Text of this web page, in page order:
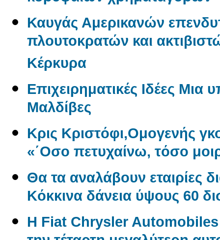
Καυγάς Αμερικανών
πλουτοκρατών και
Κέρκυρα
Επιχειρηματικές Ιδέες Μια
Μαλδίβες
Κρις Κριστόφι,Ομογενής
«΄Οσο πετυχαίνω, τόσο
Θα τα αναλάβουν εταιρίες
Kόκκινα δάνεια ύψους 60
Η Fiat Chrysler Automobiles